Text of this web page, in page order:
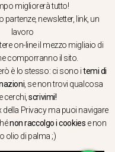
migliorerà tutto!
partenze, newsletter, link, un
lavoro
on-line il mezzo migliaio di
comporranno il sito.
è lo stesso: ci sono itemi di
, se non trovi qualcosa
cerchi,scrivimi!
della Privacy ma puoi navigare
non raccolgo i cookies e non
olio di palma ;)